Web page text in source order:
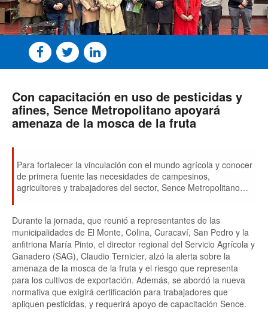
Con capacitación en uso de pesticidas y
afines, Sence Metropolitano apoyará
amenaza de la mosca de la fruta
Para fortalecer la vinculación con el mundo agrícola y conocer
de primera fuente las necesidades de campesinos,
agricultores y trabajadores del sector, Sence Metropolitano
Durante la jornada, que reunió a representantes de las
municipalidades de El Monte, Colina, Curacaví, San Pedro y la
anfitriona María Pinto, el director regional del Servicio Agrícola y
Ganadero (SAG), Claudio Ternicier, alzó la alerta sobre la
amenaza de la mosca de la fruta y el riesgo que representa
para los cultivos de exportación. Además, se abordó la nueva
normativa que exigirá certificación para trabajadores que
apliquen pesticidas, y requerirá apoyo de capacitación Sence.